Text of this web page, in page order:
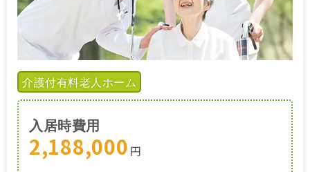
介護付有料老人ホーム
入居時費用
2,188,000 円